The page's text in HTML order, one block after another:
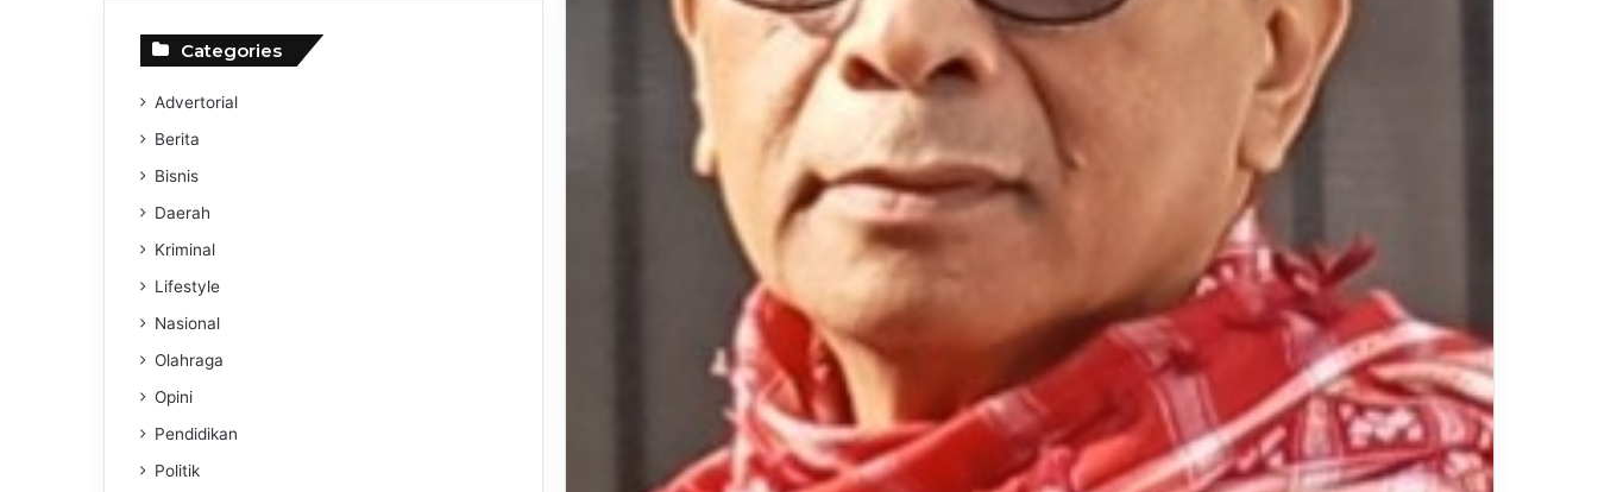
Categories
Advertorial
Berita
Bisnis
Daerah
Kriminal
Lifestyle
Nasional
Olahraga
Opini
Pendidikan
Politik